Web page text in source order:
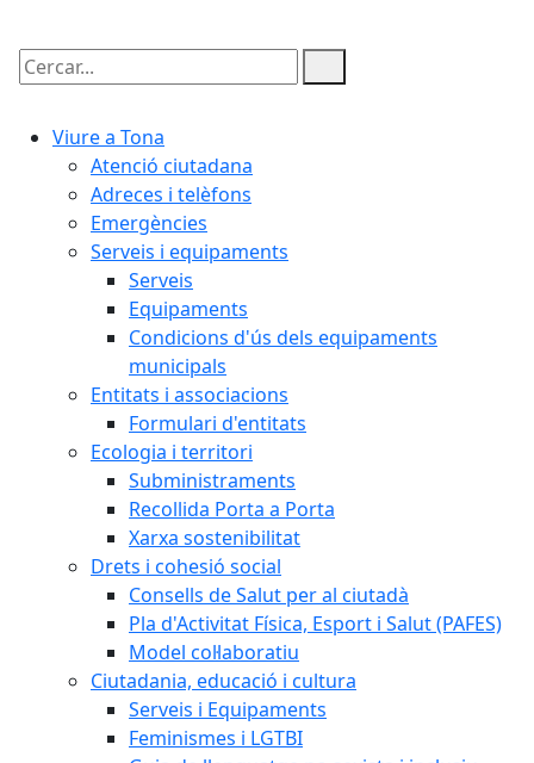
Cercar:
Viure a Tona
Atenció ciutadana
Adreces i telèfons
Emergències
Serveis i equipaments
Serveis
Equipaments
Condicions d'ús dels equipaments
municipals
Entitats i associacions
Formulari d'entitats
Ecologia i territori
Subministraments
Recollida Porta a Porta
Xarxa sostenibilitat
Drets i cohesió social
Consells de Salut per al ciutadà
Pla d'Activitat Física, Esport i Salut (PAFES)
Model col·laboratiu
Ciutadania, educació i cultura
Serveis i Equipaments
Feminismes i LGTBI